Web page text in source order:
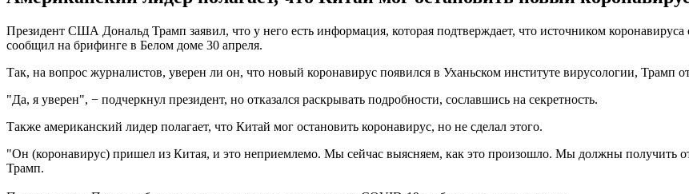
Президент США Дональд Трамп заявил, что у него есть информация, которая подтверждает, что источником
сообщил на брифинге в Белом доме 30 апреля.
Так, на вопрос журналистов, уверен ли он, что новый коронавирус появился в Уханьском институте вирусологии, Трамп
"Да, я уверен", − подчеркнул президент, но отказался раскрывать подробности, сославшись на секретность.
Также американский лидер полагает, что Китай мог остановить коронавирус, но не сделал этого.
"Он (коронавирус) пришел из Китая, и это неприемлемо. Мы сейчас выясняем, как это произошло. Мы должны получить
Трамп.